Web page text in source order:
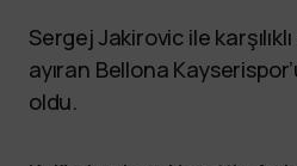
Sergej Jakirovic ile
ayıran Bellona
oldu.